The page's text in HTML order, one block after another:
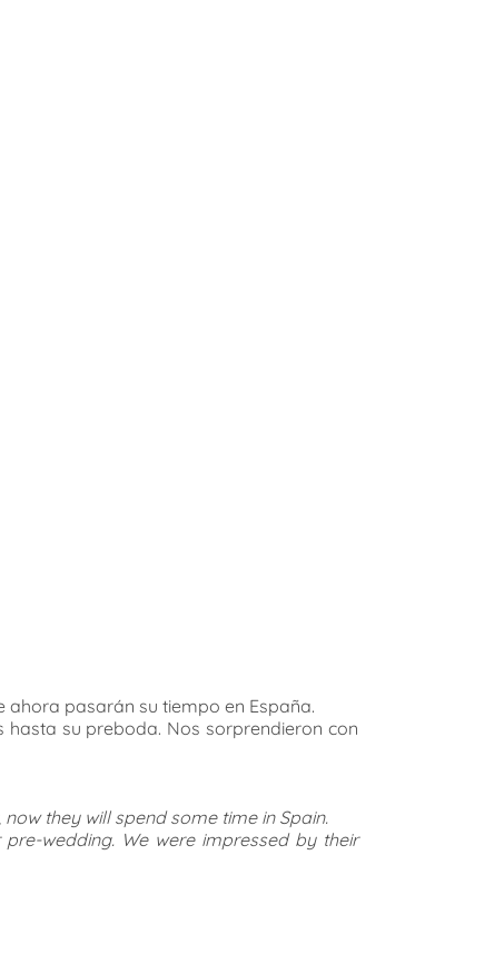
pasarán su tiempo en España.
su preboda. Nos sorprendieron con
they will spend some time in Spain.
wedding. We were impressed by their